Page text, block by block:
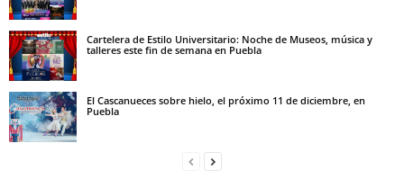
Cartelera de Estilo Universitario: Noche de Museos, música y
talleres este fin de semana en Puebla
El Cascanueces sobre hielo, el próximo 11 de diciembre, en
Puebla